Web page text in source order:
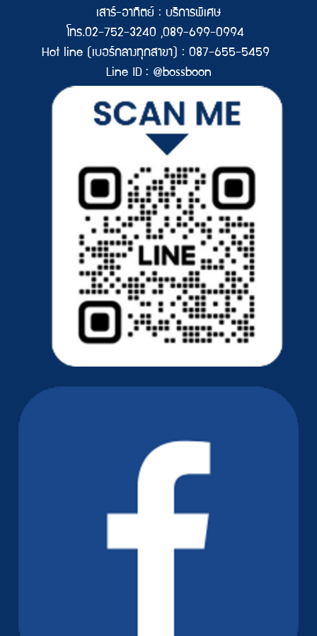
เสาร์-อาทิตย์ : บริการพิเศษ
โทร.02-752-3240 ,089-699-0994
Hot line (เบอร์กลางทุกสาขา) : 087-655-5459
Line ID : @bossboon